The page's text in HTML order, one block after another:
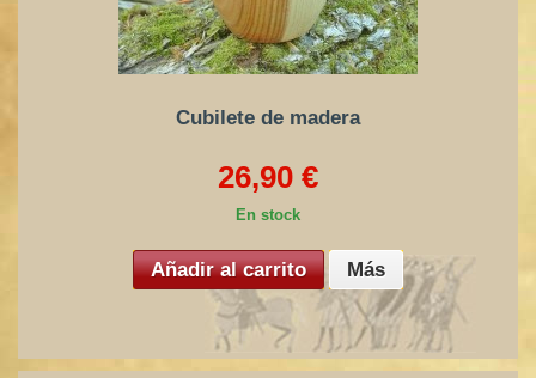
Cubilete de madera
26,90 €
En stock
Añadir al carrito Más